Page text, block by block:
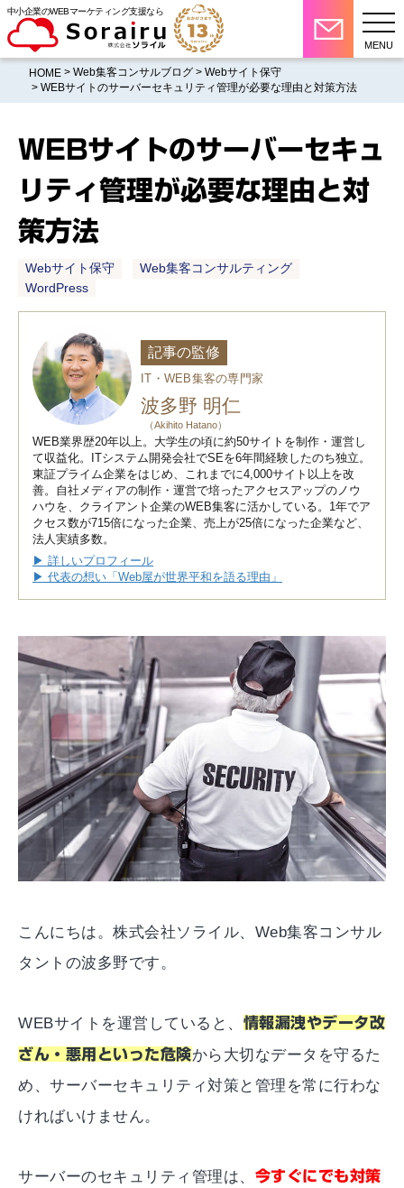
中小企業のWEBマーケティング支援なら
MENU
HOME > Web集客コンサルブログ > Webサイト保守
> WEBサイトのサーバーセキュリティ管理が必要な理由と対策方法
WEBサイトのサーバーセキュ
リティ管理が必要な理由と対
策方法
Webサイト保守
Web集客コンサルティング
WordPress
記事の監修
IT・WEB集客の専門家
波多野 明仁
（Akihito Hatano）
WEB業界歴20年以上。大学生の頃に約50サイトを制作・運営し
て収益化。ITシステム開発会社でSEを6年間経験したのち独立。
東証プライム企業をはじめ、これまでに4,000サイト以上を改
善。自社メディアの制作・運営で培ったアクセスアップのノウ
ハウを、クライアント企業のWEB集客に活かしている。1年でア
クセス数が715倍になった企業、売上が25倍になった企業など、
法人実績多数。
▶ 詳しいプロフィール
▶ 代表の想い「Web屋が世界平和を語る理由」
こんにちは。株式会社ソライル、Web集客コンサル
タントの波多野です。
WEBサイトを運営していると、 情報漏洩やデータ改
ざん・悪用といった危険から大切なデータを守るた
め、サーバーセキュリティ対策と管理を常に行わな
ければいけません。
サーバーのセキュリティ管理は、 今すぐにでも対策